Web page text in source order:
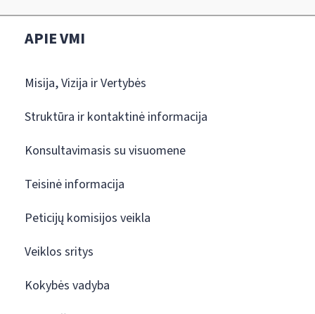
APIE VMI
Misija, Vizija ir Vertybės
Struktūra ir kontaktinė informacija
Konsultavimasis su visuomene
Teisinė informacija
Peticijų komisijos veikla
Veiklos sritys
Kokybės vadyba